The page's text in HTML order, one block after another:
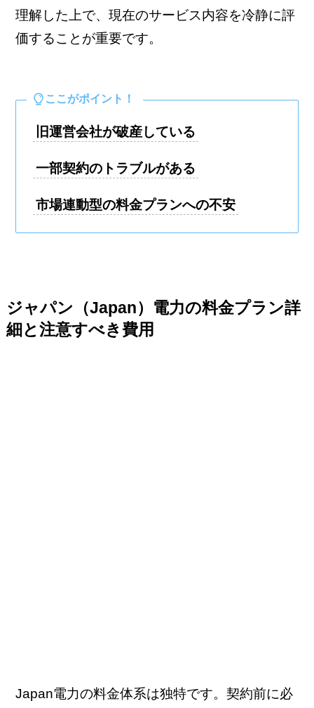
理解した上で、現在のサービス内容を冷静に評
価することが重要です。
ここがポイント！
旧運営会社が破産している
一部契約のトラブルがある
市場連動型の料金プランへの不安
ジャパン（Japan）電力の料金プラン詳
細と注意すべき費用
Japan電力の料金体系は独特です。契約前に必